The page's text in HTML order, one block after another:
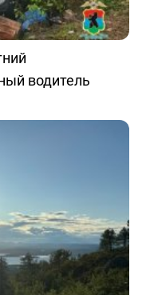
водитель